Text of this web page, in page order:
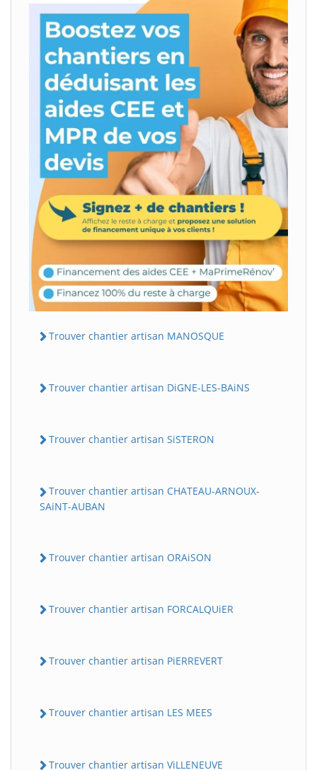
Trouver chantier artisan MANOSQUE
Trouver chantier artisan DiGNE-LES-BAiNS
Trouver chantier artisan SiSTERON
Trouver chantier artisan CHATEAU-ARNOUX-
SAiNT-AUBAN
Trouver chantier artisan ORAiSON
Trouver chantier artisan FORCALQUiER
Trouver chantier artisan PiERREVERT
Trouver chantier artisan LES MEES
Trouver chantier artisan ViLLENEUVE